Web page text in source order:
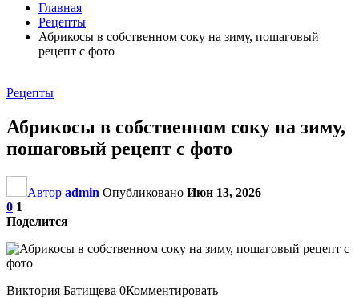
Главная
Рецепты
Абрикосы в собственном соку на зиму, пошаговый
рецепт с фото
Рецепты
Абрикосы в собственном соку на зиму,
пошаговый рецепт с фото
Автор admin Опубликовано Июн 13, 2026
0 1
Поделится
Виктория Батищева 0Комментировать